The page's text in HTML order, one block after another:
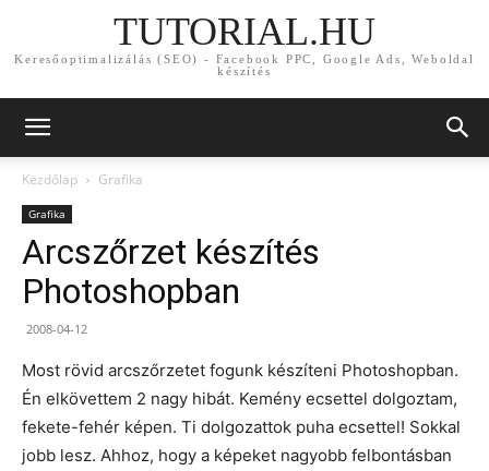
TUTORIAL.HU
Keresőoptimalizálás (SEO) - Facebook PPC, Google Ads, Weboldal
készítés
Kezdőlap Grafika
Grafika
Arcszőrzet készítés
Photoshopban
2008-04-12
Most rövid arcszőrzetet fogunk készíteni Photoshopban.
Én elkövettem 2 nagy hibát. Kemény ecsettel dolgoztam,
fekete-fehér képen. Ti dolgozattok puha ecsettel! Sokkal
jobb lesz. Ahhoz, hogy a képeket nagyobb felbontásban